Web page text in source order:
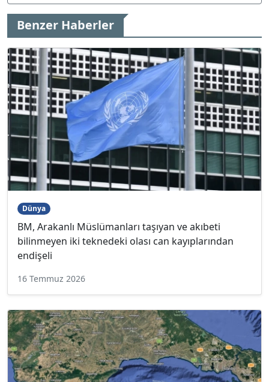
Benzer Haberler
Dünya
BM, Arakanlı Müslümanları taşıyan ve akıbeti
bilinmeyen iki teknedeki olası can kayıplarından
endişeli
16 Temmuz 2026